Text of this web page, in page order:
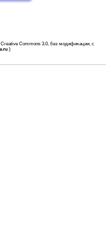
Commons 3.0, без модификации, с
)